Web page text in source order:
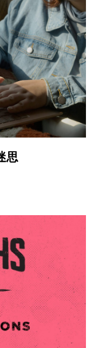
思